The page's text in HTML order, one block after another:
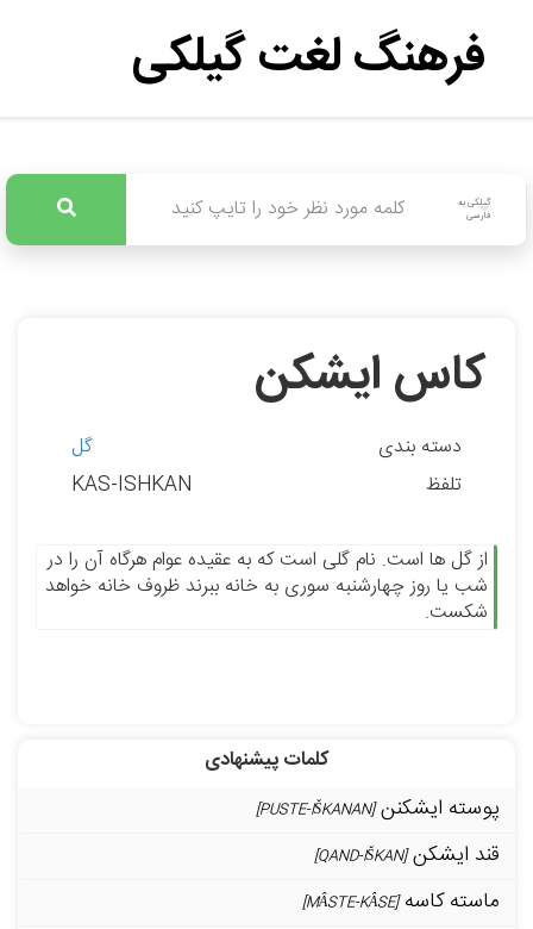
فرهنگ لغت گیلکی
گیلکی به
فارسی
کاس ایشکن
KAS-ISHKAN تلفظ
گل دسته بندی
از گل ها است. نام گلی است که به عقیده عوام هرگاه آن را در
شب یا روز چهارشنبه سوری به خانه ببرند ظروف خانه خواهد
شکست.
کلمات پیشنهادی
پوسته ایشکنن[PUSTE-IŠKANAN]
قند ایشکن[QAND-IŠKAN]
ماسته کاسه[MÂSTE-KÂSE]